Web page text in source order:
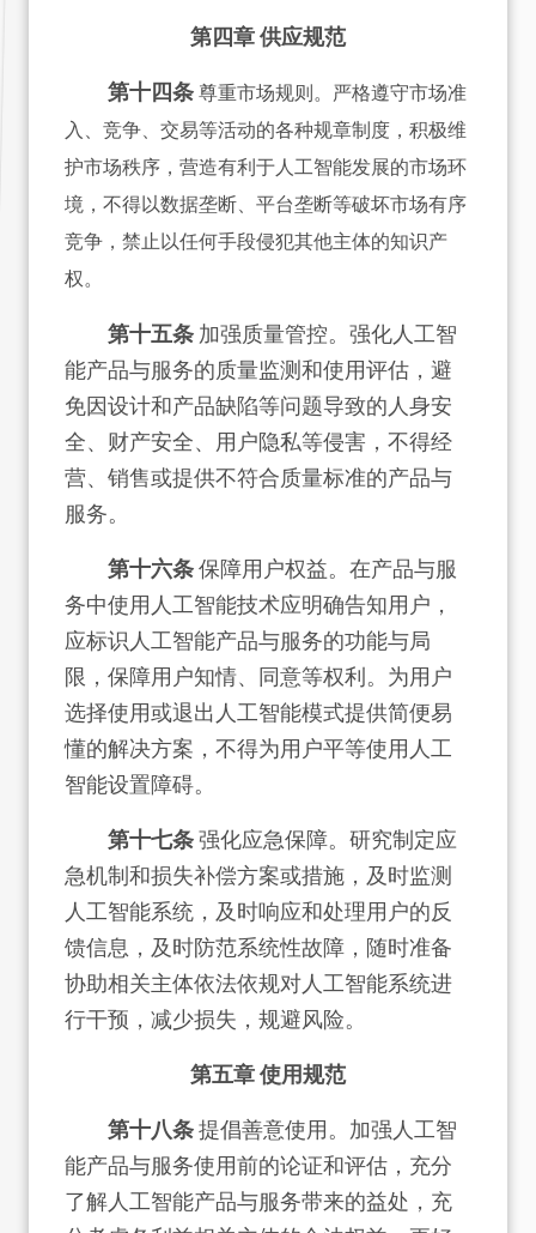
第四章 供应规范
第十四条 尊重市场规则。严格遵守市场准
入、竞争、交易等活动的各种规章制度，积极维
护市场秩序，营造有利于人工智能发展的市场环
境，不得以数据垄断、平台垄断等破坏市场有序
竞争，禁止以任何手段侵犯其他主体的知识产
权。
第十五条 加强质量管控。强化人工智
能产品与服务的质量监测和使用评估，避
免因设计和产品缺陷等问题导致的人身安
全、财产安全、用户隐私等侵害，不得经
营、销售或提供不符合质量标准的产品与
服务。
第十六条保障用户权益。在产品与服
务中使用人工智能技术应明确告知用户，
应标识人工智能产品与服务的功能与局
限，保障用户知情、同意等权利。为用户
选择使用或退出人工智能模式提供简便易
懂的解决方案，不得为用户平等使用人工
智能设置障碍。
第十七条强化应急保障。研究制定应
急机制和损失补偿方案或措施，及时监测
人工智能系统，及时响应和处理用户的反
馈信息，及时防范系统性故障，随时准备
协助相关主体依法依规对人工智能系统进
行干预，减少损失，规避风险。
第五章 使用规范
第十八条提倡善意使用。加强人工智
能产品与服务使用前的论证和评估，充分
了解人工智能产品与服务带来的益处，充